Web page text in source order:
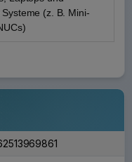
(z. B. Mini-